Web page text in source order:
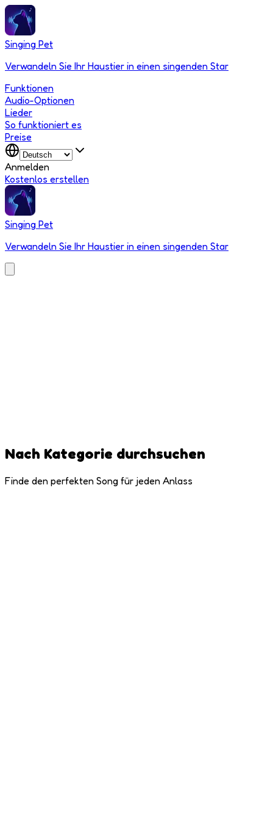
Singing Pet
Verwandeln Sie Ihr Haustier in einen singenden Star
Funktionen
Audio-Optionen
Lieder
So funktioniert es
Preise
Anmelden
Kostenlos erstellen
Singing Pet
Verwandeln Sie Ihr Haustier in einen singenden Star
Nach Kategorie durchsuchen
Finde den perfekten Song für jeden Anlass